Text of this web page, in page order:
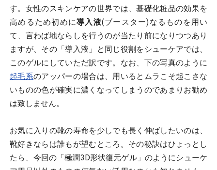
す。女性のスキンケアの世界では、基礎化粧品の効果を
高めるため初めに導入液(ブースター)なるものを用い
て、言わば地ならしを行うのが当たり前になりつつあり
ますが、その「導入液」と同じ役割をシューケアでは、
このゲルにしていただ訳です。なお、下の写真のように
起毛系のアッパーの場合は、用いるとムラこそ起こさな
いものの色が確実に濃くなってしまうのであまりお勧め
は致しません。
お気に入りの靴の寿命を少しでも長く伸ばしたいのは、
靴好きならは誰もが望むところ。その秘訣はひょっとし
たら、今回の「極潤3D形状復元ゲル」のようにシューケ